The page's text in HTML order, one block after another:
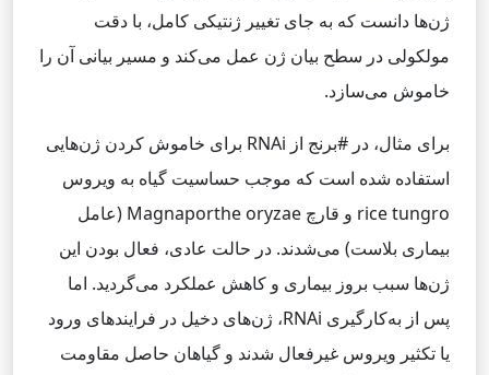
ژن‌ها دانست که به جای تغییر ژنتیکی کامل، با دقت
مولکولی در سطح بیان ژن عمل می‌کند و مسیر بیانی آن را
خاموش می‌سازد.
برای مثال، در #برنج از RNAi برای خاموش کردن ژن‌هایی
استفاده شده است که موجب حساسیت گیاه به ویروس
rice tungro و قارچ Magnaporthe oryzae (عامل
بیماری بلاست) می‌شدند. در حالت عادی، فعال بودن این
ژن‌ها سبب بروز بیماری و کاهش عملکرد می‌گردید. اما
پس از به‌کارگیری RNAi، ژن‌های دخیل در فرایندهای ورود
یا تکثیر ویروس غیرفعال شدند و گیاهان حاصل مقاومت